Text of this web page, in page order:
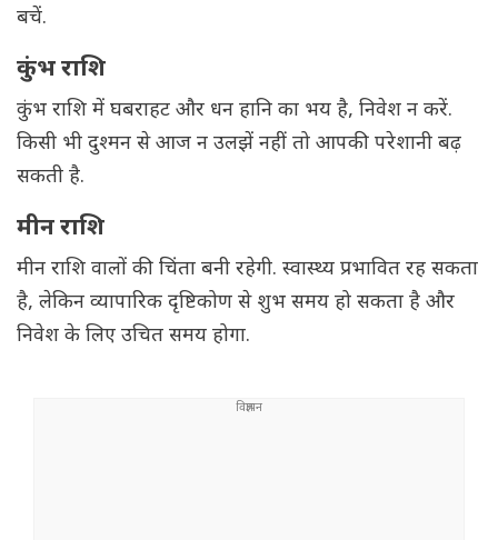
बचें.
कुंभ राशि
कुंभ राशि में घबराहट और धन हानि का भय है, निवेश न करें.
किसी भी दुश्मन से आज न उलझें नहीं तो आपकी परेशानी बढ़
सकती है.
मीन राशि
मीन राशि वालों की चिंता बनी रहेगी. स्वास्थ्य प्रभावित रह सकता
है, लेकिन व्यापारिक दृष्टिकोण से शुभ समय हो सकता है और
निवेश के लिए उचित समय होगा.